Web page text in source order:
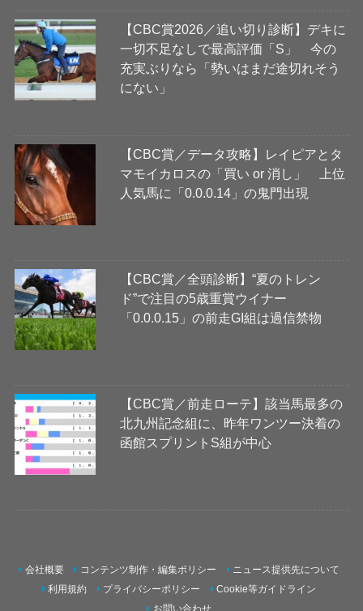
【CBC賞2026／追い切り診断】デキに
一切不足なしで最高評価「S」 今の
充実ぶりなら「勢いはまだ途切れそう
にない」
【CBC賞／データ攻略】レイピアとタ
マモイカロスの「買い or 消し」 上位
人気馬に「0.0.0.14」の鬼門出現
【CBC賞／全頭診断】“夏のトレン
ド”で注目の5歳重賞ウイナー
「0.0.0.15」の前走GI組は過信禁物
【CBC賞／前走ローテ】該当馬最多の
北九州記念組に、昨年ワンツー決着の
函館スプリントS組が中心
会社概要 コンテンツ制作・編集ポリシー
ニュース提供先について
利用規約
プライバシーポリシー
Cookie等ガイドライン
お問い合わせ